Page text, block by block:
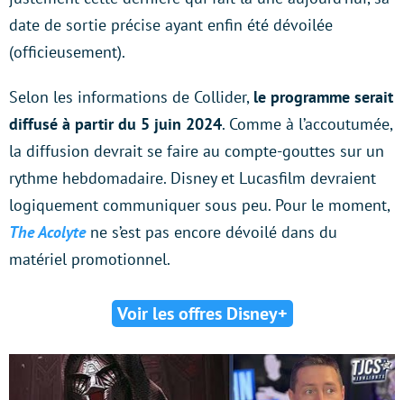
date de sortie précise ayant enfin été dévoilée
(officieusement).
Selon les informations de Collider, le programme serait
diffusé à partir du 5 juin 2024. Comme à l’accoutumée,
la diffusion devrait se faire au compte-gouttes sur un
rythme hebdomadaire. Disney et Lucasfilm devraient
logiquement communiquer sous peu. Pour le moment,
The Acolytene s’est pas encore dévoilé dans du
matériel promotionnel.
Voir les offres Disney+